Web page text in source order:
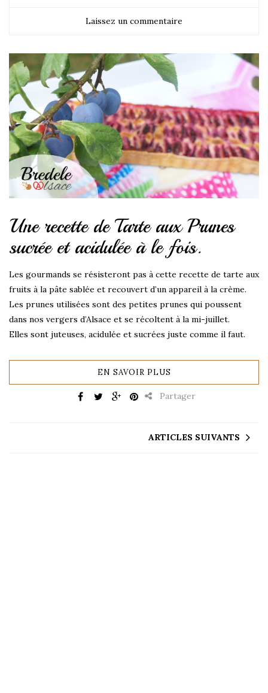
Laissez un commentaire
Une recette de Tarte aux Prunes
sucrée et acidulée à le fois.
Les gourmands se résisteront pas à cette recette de tarte aux
fruits à la pâte sablée et recouvert d’un appareil à la crème.
Les prunes utilisées sont des petites prunes qui poussent
dans nos vergers d’Alsace et se récoltent à la mi-juillet.
Elles sont juteuses, acidulée et sucrées juste comme il faut.
EN SAVOIR PLUS
Partager
ARTICLES SUIVANTS